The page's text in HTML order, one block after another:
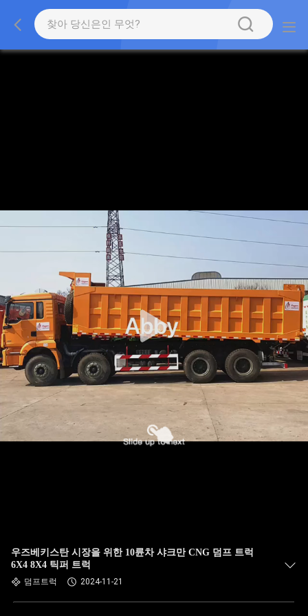
우즈베키스탄 시장을 위한 10륜차 샤크만 CNG 덤프 트럭
6X4 8X4 틱퍼 트럭
덤프트럭 2024-11-21